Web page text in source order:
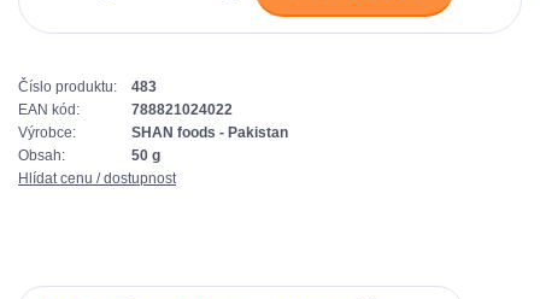
Číslo produktu:
483
EAN kód:
788821024022
Výrobce:
SHAN foods - Pakistan
Obsah:
50 g
Hlídat cenu / dostupnost